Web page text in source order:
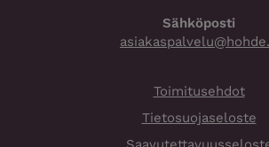
Sähköposti
Toimitusehdot
Tietosuojaseloste